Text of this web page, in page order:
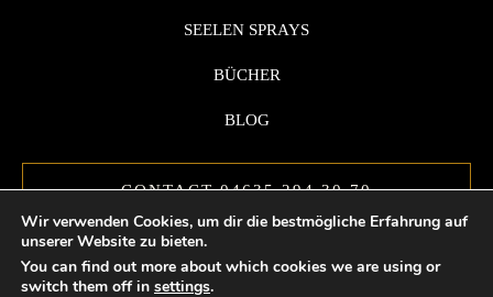
SEELEN SPRAYS
BÜCHER
BLOG
CONTACT 04635 294 30 70
Wir verwenden Cookies, um dir die bestmögliche Erfahrung auf
unserer Website zu bieten.
You can find out more about which cookies we are using or
switch them off in settings.